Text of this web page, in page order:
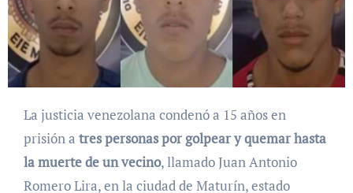
La justicia venezolana condenó a 15 años en
prisión a tres personas por golpear y quemar hasta
la muerte de un vecino, llamado Juan Antonio
Romero Lira, en la ciudad de Maturín, estado